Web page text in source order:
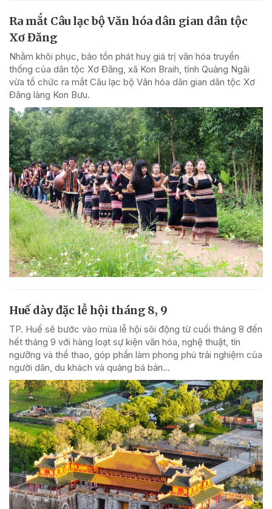
Ra mắt Câu lạc bộ Văn hóa dân gian dân tộc
Xơ Đăng
Nhằm khôi phục, bảo tồn phát huy giá trị văn hóa truyền
thống của dân tộc Xơ Đăng, xã Kon Braih, tỉnh Quảng Ngãi
vừa tổ chức ra mắt Câu lạc bộ Văn hóa dân gian dân tộc Xơ
Đăng làng Kon Bưu.
Huế dày đặc lễ hội tháng 8, 9
TP. Huế sẽ bước vào mùa lễ hội sôi động từ cuối tháng 8 đến
hết tháng 9 với hàng loạt sự kiện văn hóa, nghệ thuật, tín
ngưỡng và thể thao, góp phần làm phong phú trải nghiệm của
người dân, du khách và quảng bá bản...